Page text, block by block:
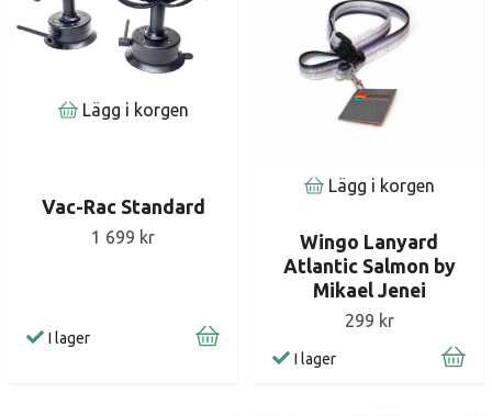
Lägg i korgen
Vac-Rac Standard
1 699 kr
I lager
Lägg i korgen
Wingo Lanyard
Atlantic Salmon by
Mikael Jenei
299 kr
I lager